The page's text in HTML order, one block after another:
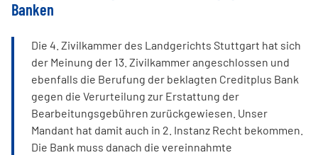
Banken
Die 4. Zivilkammer des Landgerichts Stuttgart hat sich
der Meinung der 13. Zivilkammer angeschlossen und
ebenfalls die Berufung der beklagten Creditplus Bank
gegen die Verurteilung zur Erstattung der
Bearbeitungsgebühren zurückgewiesen. Unser
Mandant hat damit auch in 2. Instanz Recht bekommen.
Die Bank muss danach die vereinnahmte